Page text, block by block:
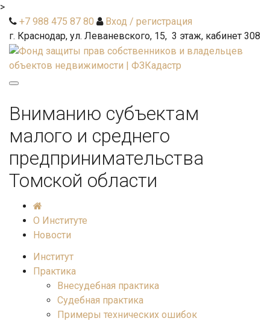
>
+7 988 475 87 80
Вход / регистрация
г. Краснодар, ул. Леваневского, 15, 3 этаж, кабинет 308
navigation
Вниманию субъектам
малого и среднего
предпринимательства
Томской области
О Институте
Новости
Институт
Практика
Внесудебная практика
Судебная практика
Примеры технических ошибок